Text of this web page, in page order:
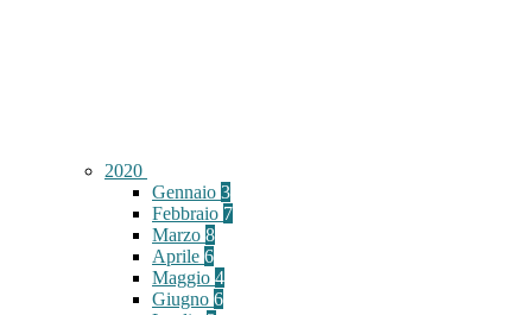
2020
Gennaio 3
Febbraio 7
Marzo 8
Aprile 6
Maggio 4
Giugno 6